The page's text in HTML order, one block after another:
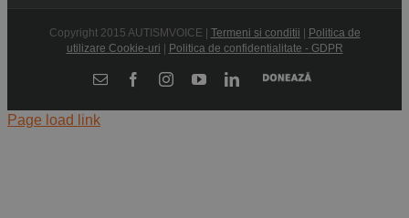
Copyright 2015 AUTISMVOICE | Termeni si conditii | Politica de
utilizare Cookie-uri | Politica de confidentialitate - GDPR
E-
FacebookInstagramYouTubeLinkedIn
Donează
Page load link